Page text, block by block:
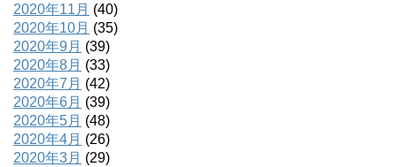
2020年11月 (40)
2020年10月 (35)
2020年9月 (39)
2020年8月 (33)
2020年7月 (42)
2020年6月 (39)
2020年5月 (48)
2020年4月 (26)
2020年3月 (29)